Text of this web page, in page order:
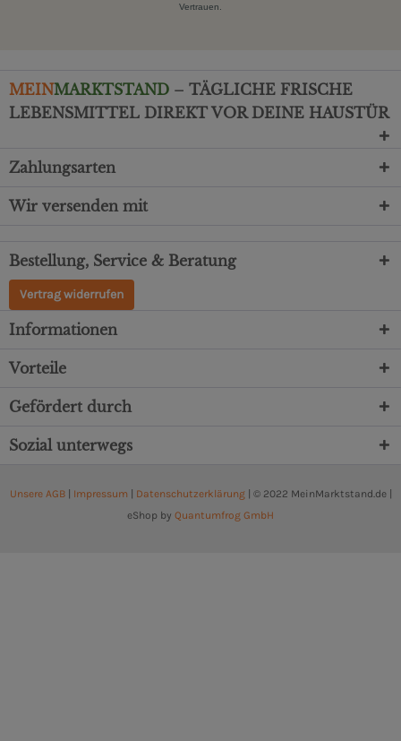
Vertrauen.
MEINMARKTSTAND – TÄGLICHE FRISCHE
LEBENSMITTEL DIREKT VOR DEINE HAUSTÜR
Zahlungsarten
Wir versenden mit
Bestellung, Service & Beratung
Vertrag widerrufen
Informationen
Vorteile
Gefördert durch
Sozial unterwegs
Unsere AGB| Impressum Datenschutzerklärung| © 2022 MeinMarktstand.de |
eShop by Quantumfrog GmbH